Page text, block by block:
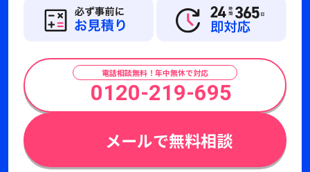
電話相談無料！年中無休で対応
0120-219-695
メールで無料相談